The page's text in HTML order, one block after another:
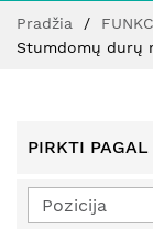
Pereiti
prie
turinio
Pradžia
Stumdomų durų
PIRKTI PAGAL